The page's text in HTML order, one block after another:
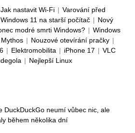
Jak nastavit Wi-Fi | Varování před
11 na starší počítač | Nový
modré smrti Windows? | Windows
| Nouzové otevírání pračky |
| Elektromobilita | iPhone 17 | VLC
| Nejlepší Linux
DuckDuckGo neumí vůbec nic, ale
během několika dní